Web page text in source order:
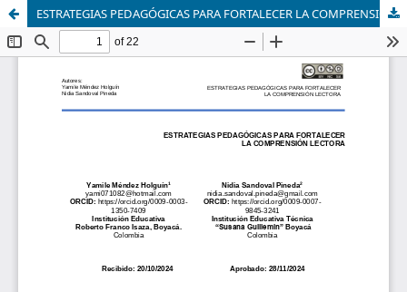
ESTRATEGIAS PEDAGÓGICAS PARA FORTALECER LA COMPRENSIÓN LECTORA